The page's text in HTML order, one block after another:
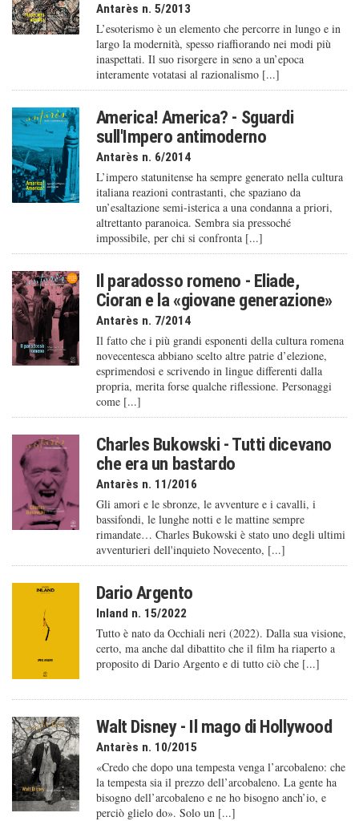
Antarès n. 5/2013
L’esoterismo è un elemento che percorre in lungo e in
largo la modernità, spesso riaffiorando nei modi più
inaspettati. Il suo risorgere in seno a un’epoca
interamente votatasi al razionalismo [...]
America! America? - Sguardi
sull'Impero antimoderno
Antarès n. 6/2014
L’impero statunitense ha sempre generato nella cultura
italiana reazioni contrastanti, che spaziano da
un’esaltazione semi-isterica a una condanna a priori,
altrettanto paranoica. Sembra sia pressoché
impossibile, per chi si confronta [...]
Il paradosso romeno - Eliade,
Cioran e la «giovane generazione»
Antarès n. 7/2014
Il fatto che i più grandi esponenti della cultura romena
novecentesca abbiano scelto altre patrie d’elezione,
esprimendosi e scrivendo in lingue differenti dalla
propria, merita forse qualche riflessione. Personaggi
come [...]
Charles Bukowski - Tutti dicevano
che era un bastardo
Antarès n. 11/2016
Gli amori e le sbronze, le avventure e i cavalli, i
bassifondi, le lunghe notti e le mattine sempre
rimandate… Charles Bukowski è stato uno degli ultimi
avventurieri dell'inquieto Novecento, [...]
Dario Argento
Inland n. 15/2022
Tutto è nato da Occhiali neri (2022). Dalla sua visione,
certo, ma anche dal dibattito che il film ha riaperto a
proposito di Dario Argento e di tutto ciò che [...]
Walt Disney - Il mago di Hollywood
Antarès n. 10/2015
«Credo che dopo una tempesta venga l’arcobaleno: che
la tempesta sia il prezzo dell’arcobaleno. La gente ha
bisogno dell’arcobaleno e ne ho bisogno anch’io, e
perciò glielo do». Solo un [...]